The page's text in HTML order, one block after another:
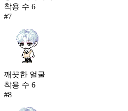
착용 수 6
#7
깨끗한 얼굴
착용 수 6
#8